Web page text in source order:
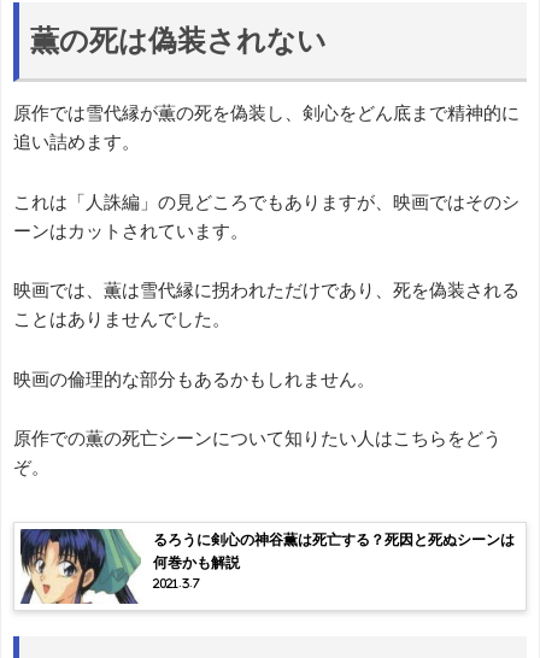
薫の死は偽装されない
原作では雪代縁が薫の死を偽装し、剣心をどん底まで精神的に
追い詰めます。
これは「人誅編」の見どころでもありますが、映画ではそのシ
ーンはカットされています。
映画では、薫は雪代縁に拐われただけであり、死を偽装される
ことはありませんでした。
映画の倫理的な部分もあるかもしれません。
原作での薫の死亡シーンについて知りたい人はこちらをどう
ぞ。
るろうに剣心の神谷薫は死亡する？死因と死ぬシーンは
何巻かも解説
2021.3.7